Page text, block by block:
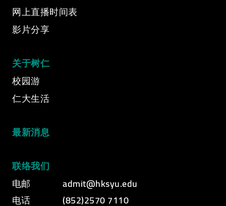
网上直播时间表
影片分享
关于树仁
校园游
仁大生活
最新消息
联络我们
电邮
admit@hksyu.edu
电话
(852)2570 7110